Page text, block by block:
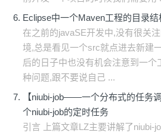
Eclipse中一个Maven工程的目录结
在之前的javaSE开发中,没有很关
境,总是看见一个src就点进去新建
后的日子中也没有机会注意到一个
种问题,跟不要说自己 ...
【niubi-job——一个分布式的任务
个niubi-job的定时任务
引言 上篇文章LZ主要讲解了niubi-